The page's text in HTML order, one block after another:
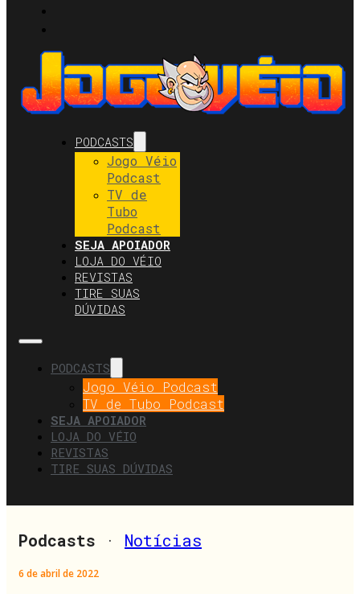
PODCASTS
Jogo Véio
Podcast
TV de
Tubo
Podcast
SEJA APOIADOR
LOJA DO VÉIO
REVISTAS
TIRE SUAS
DÚVIDAS
PODCASTS
Jogo Véio Podcast
TV de Tubo Podcast
SEJA APOIADOR
LOJA DO VÉIO
REVISTAS
TIRE SUAS DÚVIDAS
Podcasts · Notícias
6 de abril de 2022